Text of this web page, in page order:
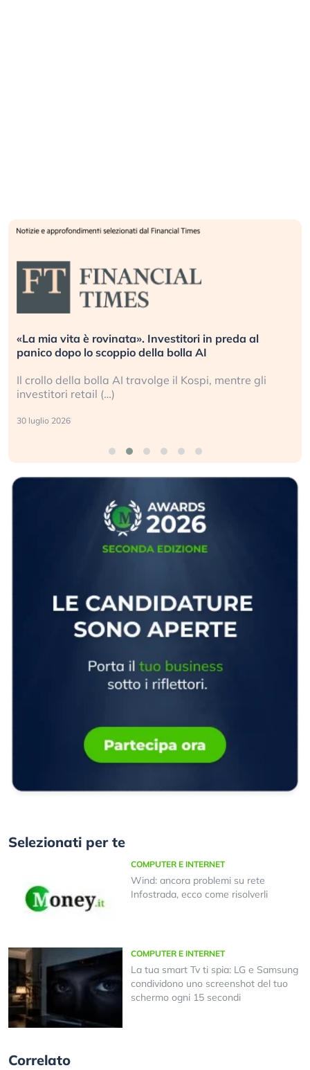
«La mia vita è rovinata». Investitori in preda al
panico dopo lo scoppio della bolla AI
Il crollo della bolla AI travolge il Kospi, mentre gli
investitori retail (…)
30 luglio 2026
Selezionati per te
COMPUTER E INTERNET
Wind: ancora problemi su rete
Infostrada, ecco come risolverli
COMPUTER E INTERNET
La tua smart Tv ti spia: LG e Samsung
condividono uno screenshot del tuo
schermo ogni 15 secondi
Correlato